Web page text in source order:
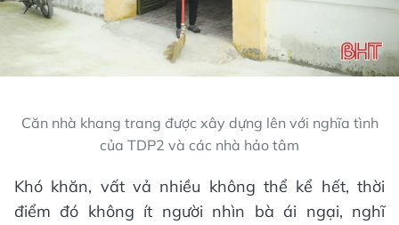
Căn nhà khang trang được xây dựng lên với nghĩa tình
của TDP2 và các nhà hảo tâm
Khó khăn, vất vả nhiều không thể kể hết, thời
điểm đó không ít người nhìn bà ái ngại, nghĩ